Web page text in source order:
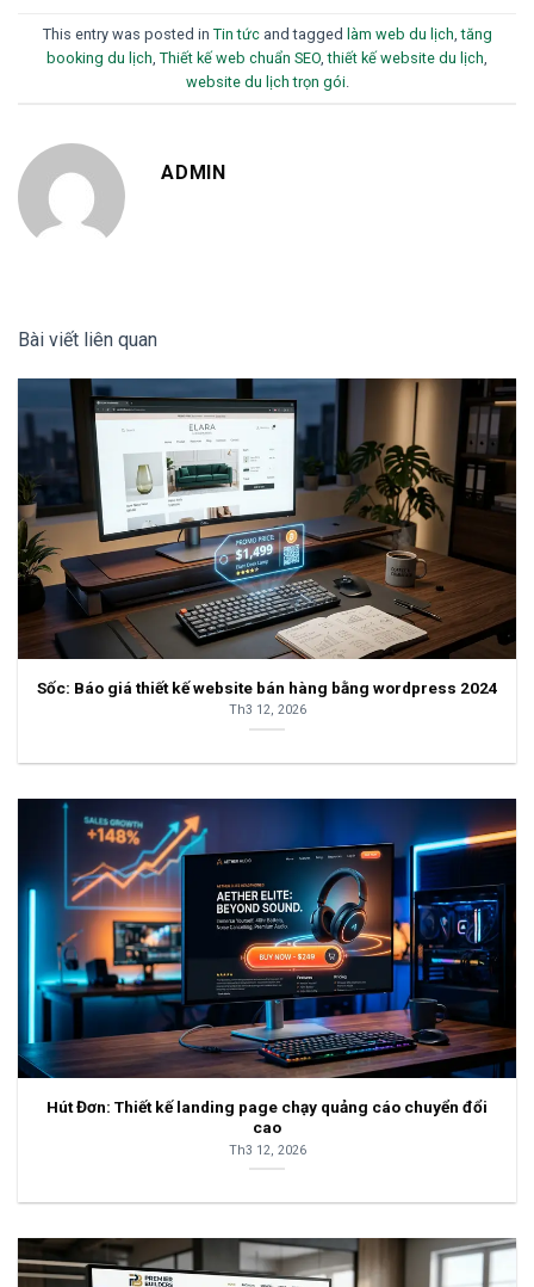
This entry was posted in Tin tứcand tagged làm web du lịch ,tăng
booking du lịch Thiết kế web chuẩn SEO ,thiết kế website du lịch
website du lịch trọn gói.
ADMIN
Bài viết liên quan
Sốc: Báo giá thiết kế website bán hàng bằng wordpress 2024
Th3 12, 2026
Hút Đơn: Thiết kế landing page chạy quảng cáo chuyển đổi
cao
Th3 12, 2026